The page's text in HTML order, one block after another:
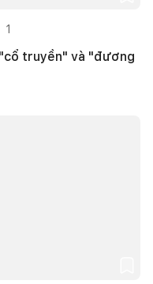
1
truyền" và "đương